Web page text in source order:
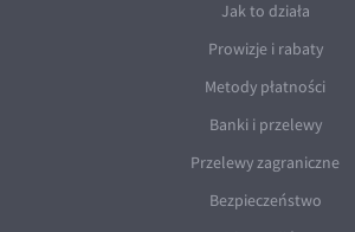
Jak to działa
Prowizje i rabaty
Metody płatności
Banki i przelewy
Przelewy zagraniczne
Bezpieczeństwo